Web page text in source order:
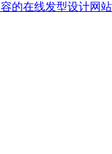
的在线发型设计网站